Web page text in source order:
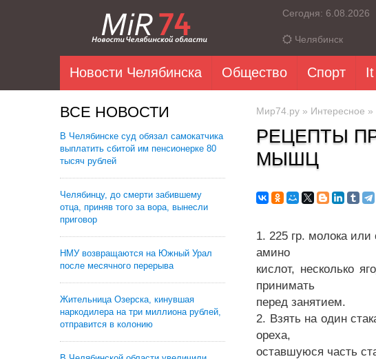
Сегодня: 6.08.2026
Челябинск
Новости Челябинска Общество Спорт It
ВСЕ НОВОСТИ
В Челябинске суд обязал самокатчика
выплатить сбитой им пенсионерке 80
тысяч рублей
Челябинцу, до смерти забившему
отца, приняв того за вора, вынесли
приговор
НМУ возвращаются на Южный Урал
после месячного перерыва
Жительница Озерска, кинувшая
наркодилера на три миллиона рублей,
отправится в колонию
Мир74.ру » Интересное »
РЕЦЕПТЫ
МЫШЦ
1. 225 гр. молока
амино
кислот, несколько
принимать
перед занятием.
2. Взять на один
ореха,
оставшуюся часть